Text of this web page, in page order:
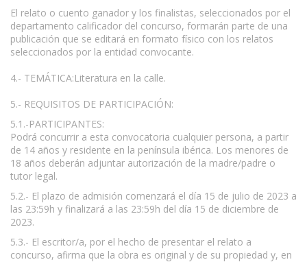
El relato o cuento ganador y los finalistas, seleccionados por el
departamento calificador del concurso, formarán parte de una
publicación que se editará en formato físico con los relatos
seleccionados por la entidad convocante.
4.- TEMÁTICA:Literatura en la calle.
5.- REQUISITOS DE PARTICIPACIÓN:
5.1.-PARTICIPANTES:
Podrá concurrir a esta convocatoria cualquier persona, a partir
de 14 años y residente en la península ibérica. Los menores de
18 años deberán adjuntar autorización de la madre/padre o
tutor legal.
5.2.- El plazo de admisión comenzará el día 15 de julio de 2023 a
las 23:59h y finalizará a las 23:59h del día 15 de diciembre de
2023.
5.3.- El escritor/a, por el hecho de presentar el relato a
concurso, afirma que la obra es original y de su propiedad y, en